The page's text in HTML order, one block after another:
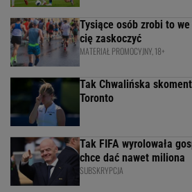
Tysiące osób zrobi to
cię zaskoczyć
MATERIAŁ PROMOCYJNY, 18+
Tak Chwalińska
Toronto
Tak FIFA wyrolowała
chce dać nawet miliona
SUBSKRYPCJA